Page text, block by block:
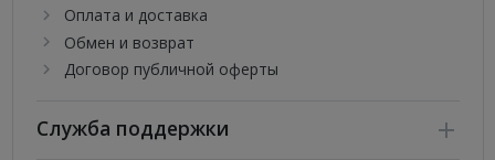
Оплата и доставка
Обмен и возврат
Договор публичной оферты
Служба поддержки